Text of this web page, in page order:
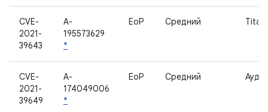
CVE-
2021-
39643
A-
195573629
*
EoP Средний Titan
CVE-
2021-
39649
A-
174049006
*
EoP Средний